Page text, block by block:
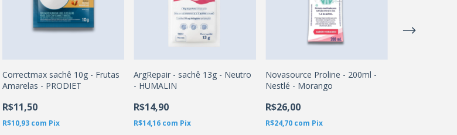
Correctmax sachê 10g - Frutas
Amarelas - PRODIET
R$11,50
R$10,93 com Pix
ArgRepair - sachê 13g - Neutro
- HUMALIN
R$14,90
R$14,16 com Pix
Novasource Proline - 200ml -
Nestlé - Morango
R$26,00
R$24,70 com Pix